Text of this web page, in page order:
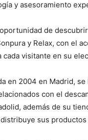
y asesoramiento
de
y Relax, con el
cada visitante en su
en 2004 en Madrid,
con el
además de su
sus